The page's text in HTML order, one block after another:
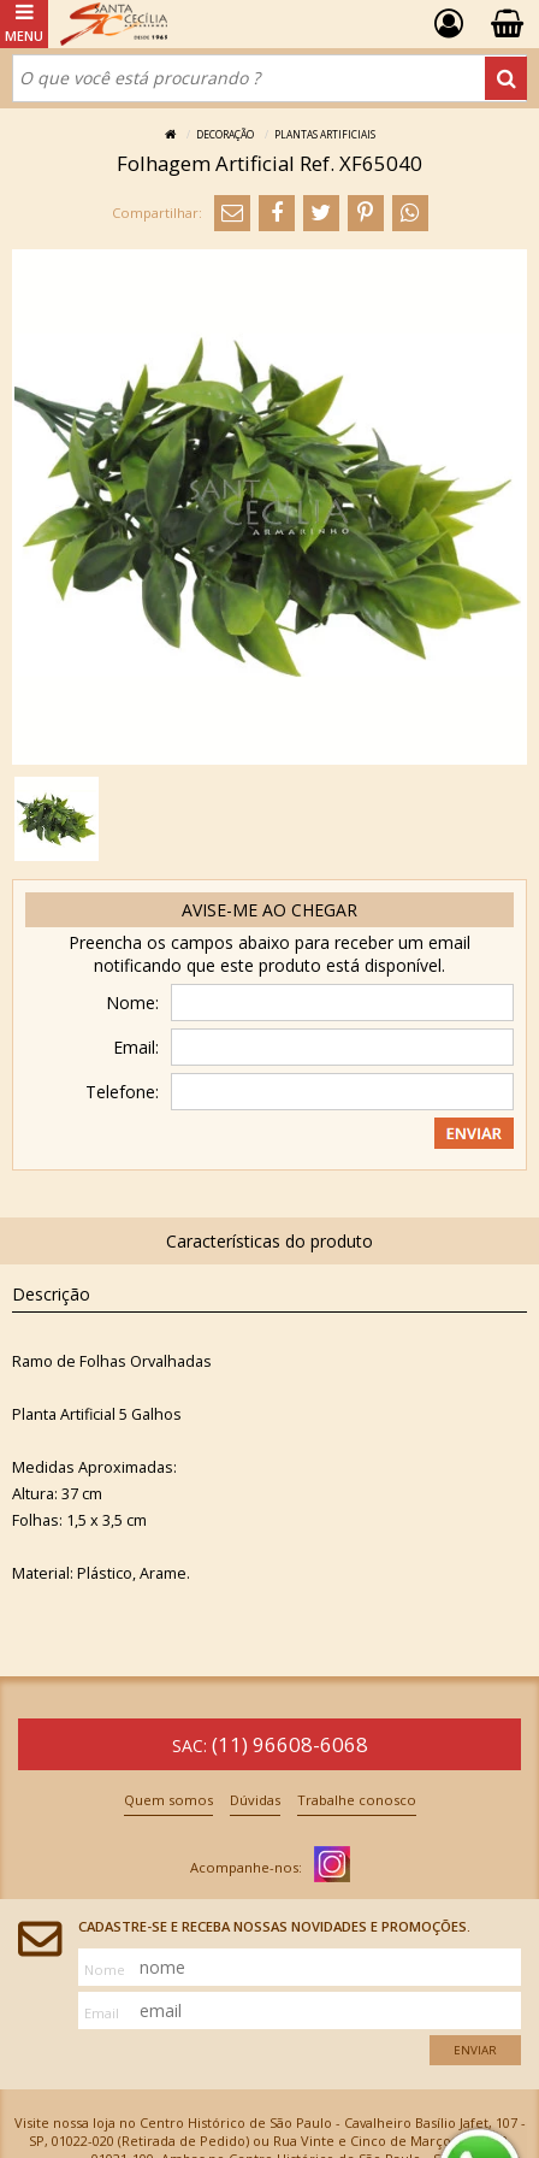
DECORAÇÃO PLANTAS ARTIFICIAIS
Folhagem Artificial Ref. XF65040
AVISE-ME AO CHEGAR
Preencha os campos abaixo para receber um email
notificando que este produto está disponível.
Nome:
Email:
Telefone:
Descrição
Ramo de Folhas Orvalhadas
Planta Artificial 5 Galhos
Medidas Aproximadas:
Altura: 37 cm
Folhas: 1,5 x 3,5 cm
Material: Plástico, Arame.
SAC: (11) 96608-6068
Quem somos Dúvidas Trabalhe conosco
CADASTRE-SE E RECEBA NOSSAS NOVIDADES E PROMOÇÕES.
Nome
Email
ENVIAR
Visite nossa loja no Centro Histórico de São Paulo - Cavalheiro Basílio Jafet, 107 -
SP, 01022-020 (Retirada de Pedido) ou Rua Vinte e Cinco de Março, 576 - SP,